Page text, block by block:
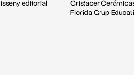
editorial Cristacer
Florida Grup